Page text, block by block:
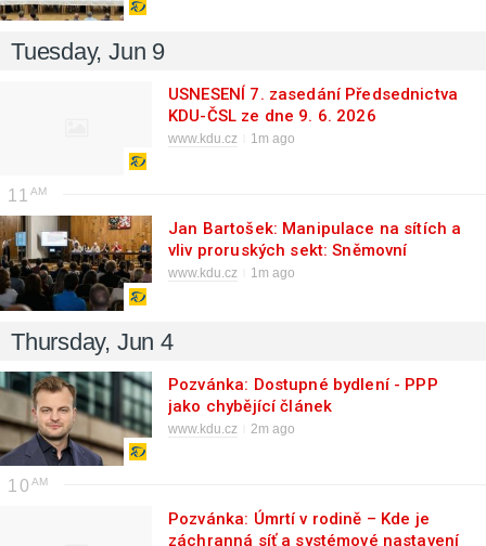
Tuesday, Jun 9
USNESENÍ 7. zasedání Předsednictva
KDU-ČSL ze dne 9. 6. 2026
www.kdu.cz 1m ago
11
Jan Bartošek: Manipulace na sítích a
vliv proruských sekt: Sněmovní
konference varovala před
www.kdu.cz 1m ago
Thursday, Jun 4
Pozvánka: Dostupné bydlení - PPP
jako chybějící článek
www.kdu.cz 2m ago
10
Pozvánka: Úmrtí v rodině – Kde je
záchranná síť a systémové nastavení